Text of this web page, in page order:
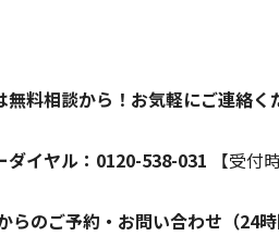
料相談から！お気軽にご連絡く
ダイヤル：0120-538-031 【受付
らのご予約・お問い合わせ（24時